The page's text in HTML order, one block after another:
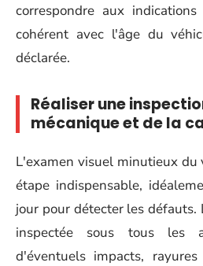
correspondre aux
cohérent avec l'âge du
déclarée.
Réaliser une
mécanique et de la
L'examen visuel minutieux
étape indispensable,
jour pour détecter les défauts.
inspectée sous tous les
d'éventuels impacts,